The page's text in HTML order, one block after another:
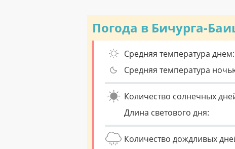
Погода в Бичурга-
Средняя температура днем:
Средняя температура
Количество солнечных
Длина светового дня:
Количество дождливых